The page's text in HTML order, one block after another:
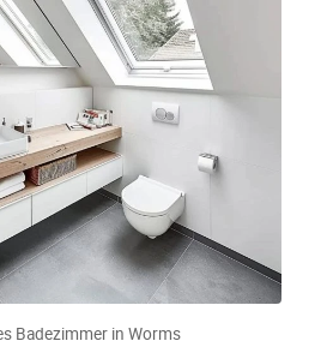
Badezimmer in Worms